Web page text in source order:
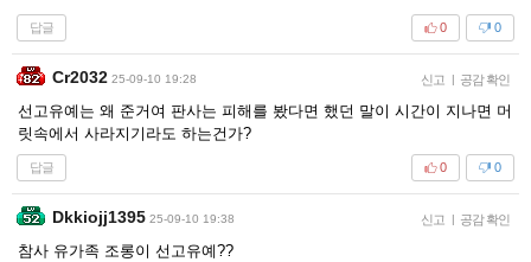
답글 0
0
Cr2032 25-09-10 19:28 신고 | 공감 확인
선고유예는 왜 준거여 판사는 피해를 봤다면 했던 말이 시간이 지나면 머
릿속에서 사라지기라도 하는건가?
답글 0
0
Dkkiojj1395 25-09-10 19:38 신고 | 공감 확인
참사 유가족 조롱이 선고유예??